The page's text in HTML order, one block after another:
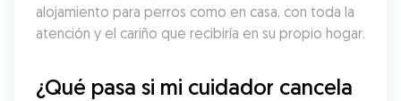
alojamiento para perros como en casa, con toda la
atención y el cariño que recibiría en su propio hogar.
¿Qué pasa si mi cuidador cancela